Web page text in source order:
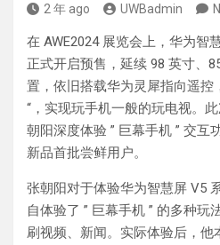
2 年 ago UWBadmin
在 AWE2024 展览会上，华为智
正式开启预售，延续 98 英寸、
置，依旧搭载华为灵犀指向遥控
“，实现玩手机一般的玩电视。
朝阳深度体验 ” 巨幕手机 ” 交互
新品首批尝鲜用户。
张朝阳对于体验华为智慧屏 V5
自体验了 ” 巨幕手机 ” 的多种
刷视频、新闻。实际体验后，他